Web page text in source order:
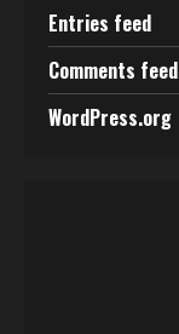
Entries feed
Comments feed
WordPress.org